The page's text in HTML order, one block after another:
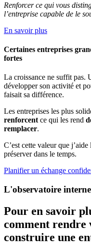
Renforcer ce qui vous
l’entreprise capable de le
En savoir plus
Certaines entreprises
fortes
La croissance ne suffit pas.
développer son activité et
faisait sa différence.
Les entreprises les plus
renforcentce qui les rend
remplacer.
C’est cette valeur que
préserver dans le temps.
Planifier un échange
L'observatoire interne
Pour en savoir
comment rendre
construire une